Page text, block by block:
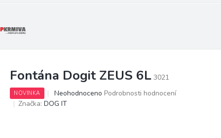
Fontána Dogit ZEUS 6L 3021
NOVINKA
Průměrné
hodnocení
Neohodnoceno Podrobnosti hodnocení
Značka: DOG IT